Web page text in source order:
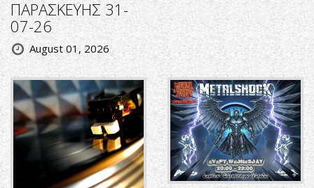
ΠΑΡΑΣΚΕΥΗΣ 31-
07-26
August 01, 2026